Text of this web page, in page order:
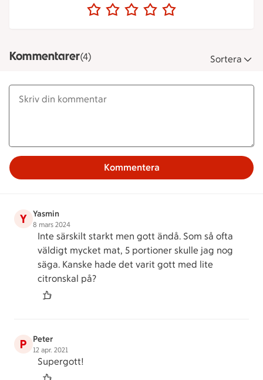
Kommentarer(4) Sortera
Kommentera
Y Yasmin
8 mars 2024
Inte särskilt starkt men gott ändå. Som så ofta
väldigt mycket mat, 5 portioner skulle jag nog
säga. Kanske hade det varit gott med lite
citronskal på?
P Peter
12 apr. 2021
Supergott!